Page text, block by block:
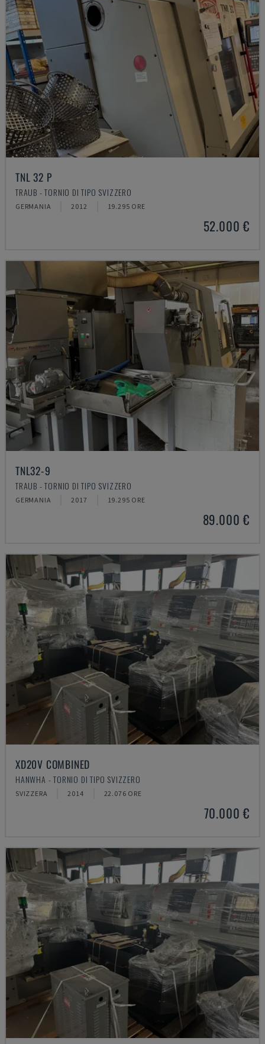
TNL 32 P
TRAUB - TORNIO DI TIPO SVIZZERO
GERMANIA 2012 19.295 ORE
52.000 €
TNL32-9
TRAUB - TORNIO DI TIPO SVIZZERO
GERMANIA 2017 19.295 ORE
89.000 €
XD20V COMBINED
HANWHA - TORNIO DI TIPO SVIZZERO
SVIZZERA 2014 22.076 ORE
70.000 €